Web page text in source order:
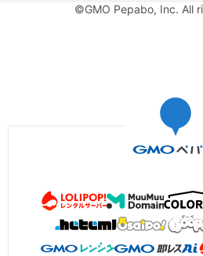
©GMO Pepabo, Inc. All